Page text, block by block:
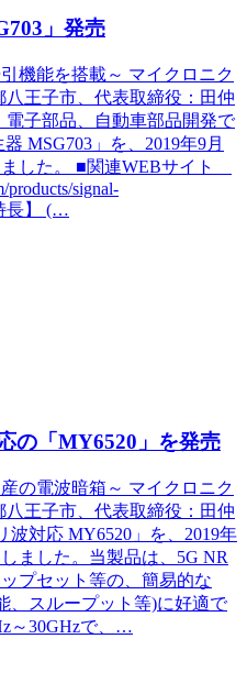
」発売
機能を搭載～ マイクロニク
王子市、代表取締役：田仲
子部品、自動車部品開発で
MSG703」を、2019年9月
した。 ■関連WEBサイト
signal-
長】 (…
の「MY6520」を発売
の電波暗箱～ マイクロニク
王子市、代表取締役：田仲
波対応 MY6520」を、2019年
ました。当製品は、5G NR
プセット等の、簡易的な
、スループット等)に好適で
～30GHzで、…